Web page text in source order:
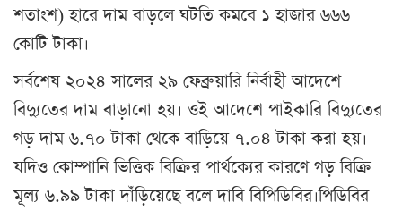
শতাংশ) হারে দাম বাড়লে ঘটতি কমবে ১ হাজার ৬৬৬
কোটি টাকা।
সর্বশেষ ২০২৪ সালের ২৯ ফেব্রুয়ারি নির্বাহী আদেশে
বিদ্যুতের দাম বাড়ানো হয়। ওই আদেশে পাইকারি বিদ্যুতের
গড় দাম ৬.৭০ টাকা থেকে বাড়িয়ে ৭.০৪ টাকা করা হয়।
যদিও কোম্পানি ভিত্তিক বিক্রির পার্থক্যের কারণে গড় বিক্রি
মূল্য ৬.৯৯ টাকা দাঁড়িয়েছে বলে দাবি বিপিডিবির।পিডিবির